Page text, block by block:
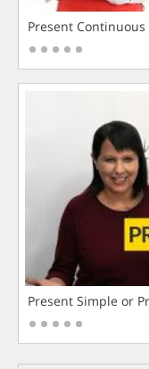
Present Continuous
Present Simple or